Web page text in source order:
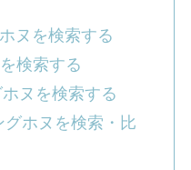
ヌを検索する
検索する
ヌを検索する
ホヌを検索・比